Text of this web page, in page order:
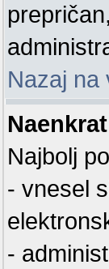
Nazaj na
Najbolj
- vnesel
-